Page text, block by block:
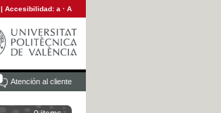
| Accesibilidad: a · A
Atención al cliente